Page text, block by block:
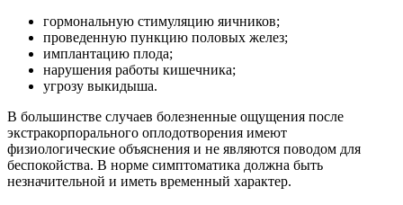
гормональную стимуляцию яичников;
проведенную пункцию половых желез;
имплантацию плода;
нарушения работы кишечника;
угрозу выкидыша.
В большинстве случаев болезненные ощущения после
экстракорпорального оплодотворения имеют
физиологические объяснения и не являются поводом для
беспокойства. В норме симптоматика должна быть
незначительной и иметь временный характер.